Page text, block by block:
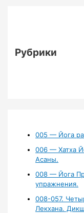
Рубрики
005 — Йога
006 — Хатха
Асаны.
008 — Йога
упражнения.
008-057.
Лекхана.